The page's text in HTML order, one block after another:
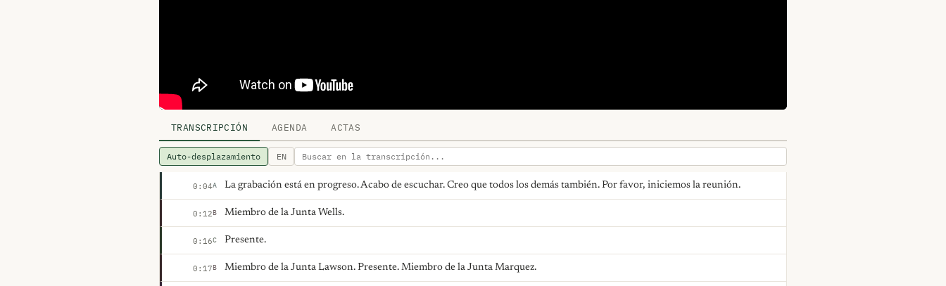
TRANSCRIPCIÓN AGENDA ACTAS
Auto-desplazamiento EN
0:04A La grabación está en progreso. Acabo de escuchar. Creo que todos los demás también. Por favor, iniciemos la reunión.
0:12B Miembro de la Junta Wells.
0:16C Presente.
0:17B Miembro de la Junta Lawson. Presente. Miembro de la Junta Marquez.